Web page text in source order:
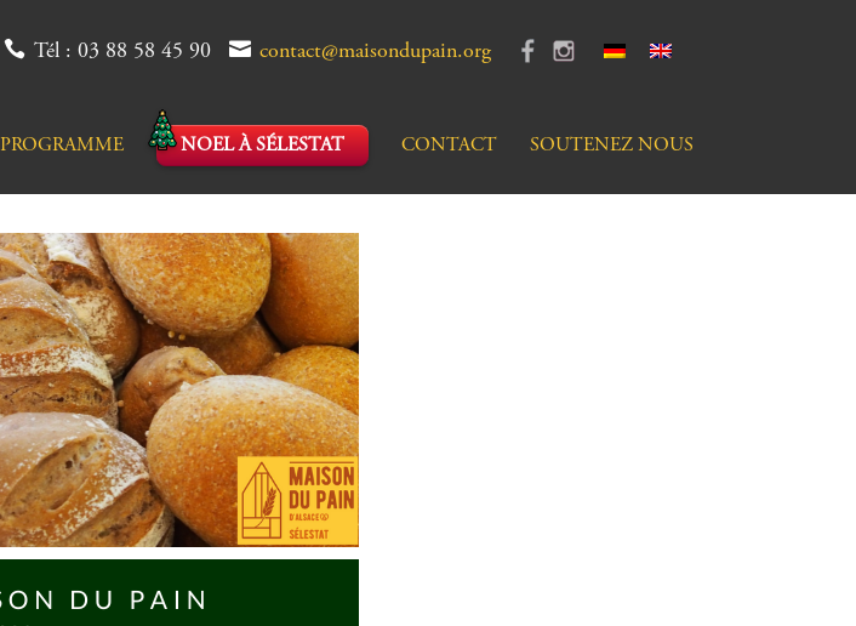
Tél : 03 88 58 45 90 contact@maisondupain.org
PROGRAMME NOEL À SÉLESTAT CONTACT SOUTENEZ NOUS